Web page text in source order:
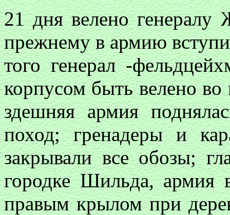
21 дня велено
прежнему в армию
того генерал -
корпусом быть велено во
здешняя армия
поход; гренадеры и
закрывали все обозы;
городке Шильда,
правым крылом при